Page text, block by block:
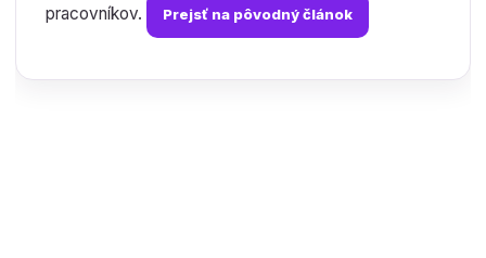
pracovníkov. Prejsť na pôvodný článok